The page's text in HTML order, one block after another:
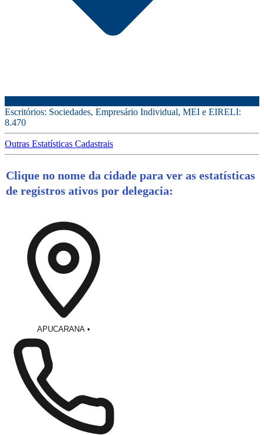
Escritórios: Sociedades, Empresário Individual, MEI e EIRELI:
8.470
Outras Estatísticas Cadastrais
Clique no nome da cidade para ver as estatísticas
de registros ativos por delegacia:
APUCARANA •